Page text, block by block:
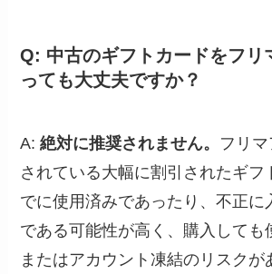
Q: 中古のギフトカードをフリ
っても大丈夫ですか？
A:絶対に推奨されません。 フリ
されている大幅に割引されたギフ
でに使用済みであったり、不正に
である可能性が高く、購入しても
またはアカウント凍結のリスクが